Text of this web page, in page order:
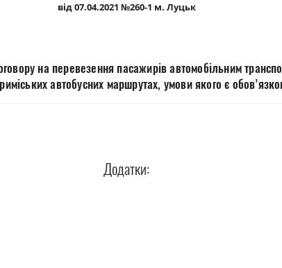
від 07.04.2021 №260-1 м. Луцьк
на перевезення пасажирів автомобільним
автобусних маршрутах, умови якого є
Додатки: